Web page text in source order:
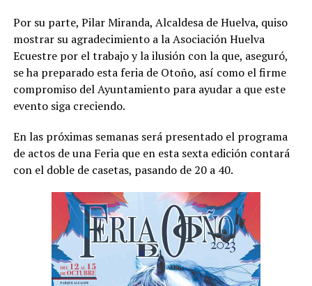
Por su parte, Pilar Miranda, Alcaldesa de Huelva, quiso
mostrar su agradecimiento a la Asociación Huelva
Ecuestre por el trabajo y la ilusión con la que, aseguró,
se ha preparado esta feria de Otoño, así como el firme
compromiso del Ayuntamiento para ayudar a que este
evento siga creciendo.
En las próximas semanas será presentado el programa
de actos de una Feria que en esta sexta edición contará
con el doble de casetas, pasando de 20 a 40.